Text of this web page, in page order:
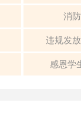
消
违规发
感恩学